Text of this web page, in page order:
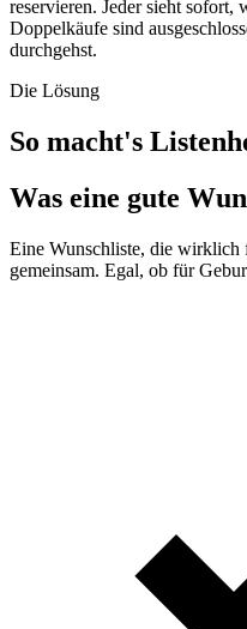
reservieren. Jeder sieht sofort,
Doppelkäufe sind
durchgehst.
Die Lösung
So macht's
Was eine gute
Eine Wunschliste, die wirklich
gemeinsam. Egal, ob für